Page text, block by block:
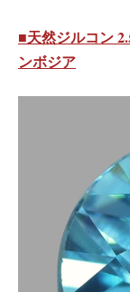
■天然ジルコン
ンボジア